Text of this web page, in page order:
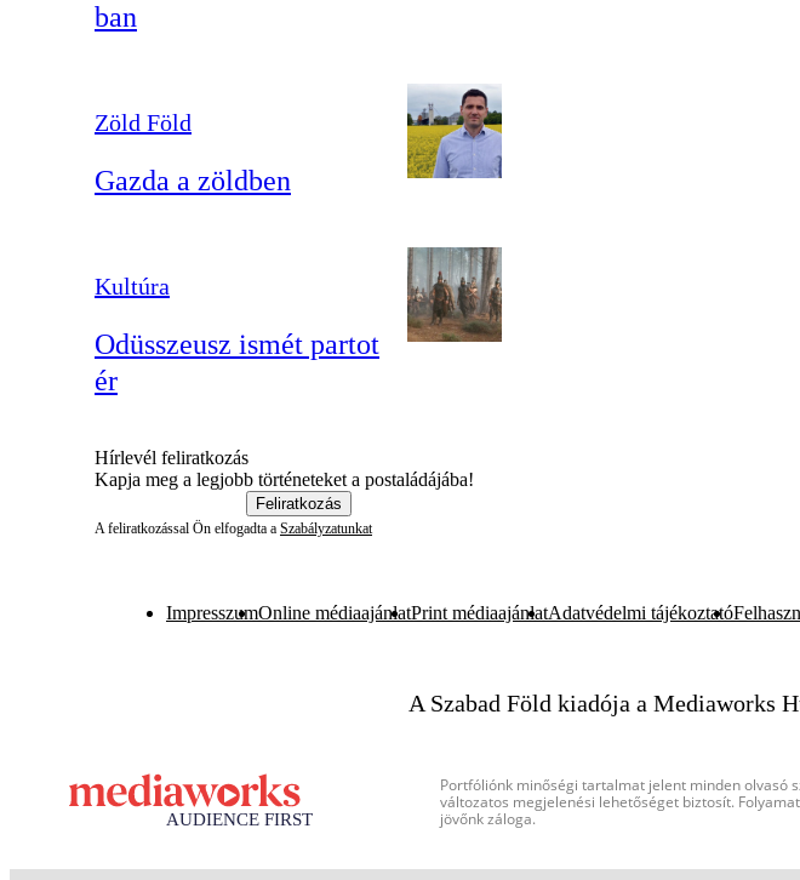
ban
Zöld Föld
Gazda a zöldben
Kultúra
Odüsszeusz ismét partot
ér
Hírlevél feliratkozás
Kapja meg a legjobb történeteket a postaládájába!
Feliratkozás
A feliratkozással Ön elfogadta a Szabályzatunkat
ImpresszumOnline médiaajánlatPrint médiaajánlatAdatvédelmi tájékoztató
A Szabad Föld kiadója a Mediaworks
Portfóliónk minőségi tartalmat jelent minden olvasó
változatos megjelenési lehetőséget biztosít.
jövőnk záloga.